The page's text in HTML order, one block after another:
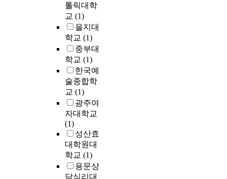
톨릭대학
교 (1)
을지대
학교 (1)
중부대
학교 (1)
한국예
술종합학
교 (1)
광주여
자대학교
(1)
성산효
대학원대
학교 (1)
용문상
담심리대